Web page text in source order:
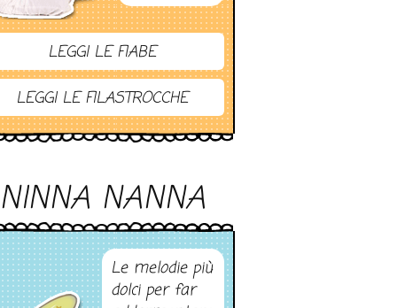
LEGGI LE FIABE
LEGGI LE FILASTROCCHE
NINNA NANNA
Le melodie più
dolci per far